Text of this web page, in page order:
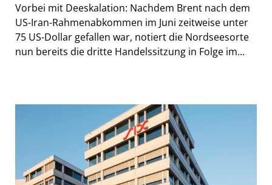
Vorbei mit Deeskalation: Nachdem Brent nach dem
US-Iran-Rahmenabkommen im Juni zeitweise unter
75 US-Dollar gefallen war, notiert die Nordseesorte
nun bereits die dritte Handelssitzung in Folge im...